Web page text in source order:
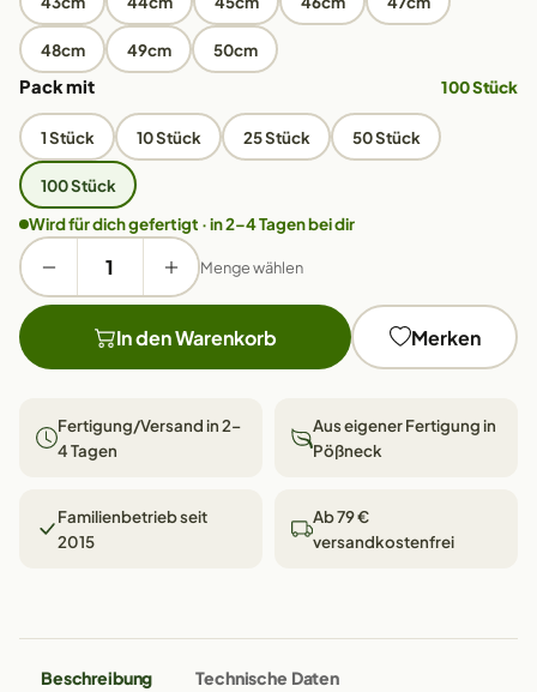
48cm 49cm 50cm
Pack mit 100 Stück
1 Stück 10 Stück 25 Stück 50 Stück
100 Stück
Wird für dich gefertigt · in 2–4 Tagen bei dir
Menge wählen
In den Warenkorb Merken
Fertigung/Versand in 2–
4 Tagen
Aus eigener Fertigung in
Pößneck
Familienbetrieb seit
2015
Ab 79 €
versandkostenfrei
Beschreibung Technische Daten